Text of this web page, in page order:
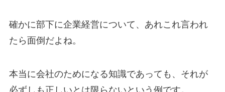
確かに部下に企業経営について、あれこれ言われ
たら面倒だよね。
本当に会社のためになる知識であっても、それが